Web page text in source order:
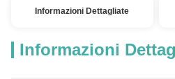
Informazioni Dettagliate
Informazioni